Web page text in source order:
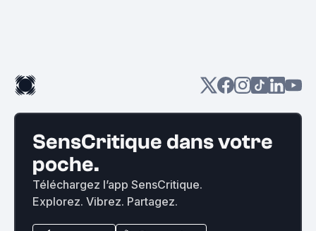
SensCritique dans votre
poche.
Téléchargez l’app SensCritique.
Explorez. Vibrez. Partagez.